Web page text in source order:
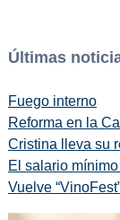
Últimas
Fuego interno
Reforma en la
Cristina lleva su
El salario
Vuelve